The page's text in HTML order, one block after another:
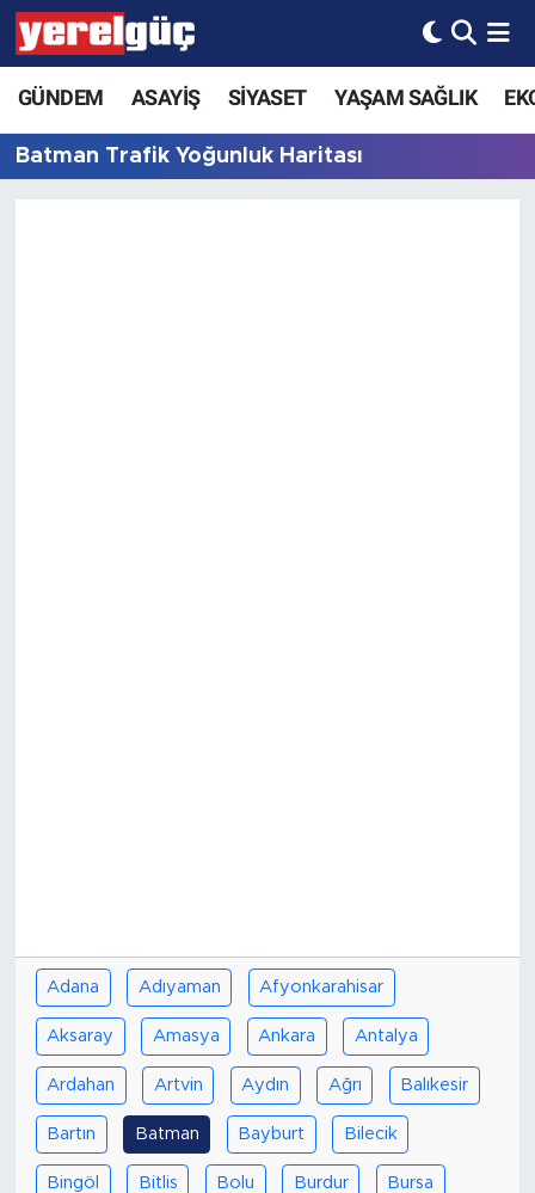
GÜNDEM ASAYİŞ SİYASET YAŞAM SAĞLIK
Batman Trafik Yoğunluk Haritası
Adana Adıyaman Afyonkarahisar
Aksaray Amasya Ankara Antalya
Ardahan Artvin Aydın Ağrı Balıkesir
Bartın Batman Bayburt Bilecik
Bingöl Bitlis Bolu Burdur Bursa